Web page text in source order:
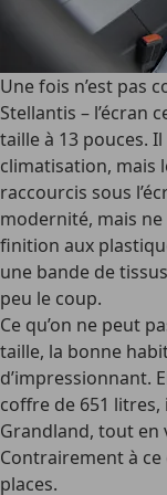
Une fois n’est pas
Stellantis – l’écran
taille à 13 pouces.
climatisation, mais
raccourcis sous
modernité, mais
finition aux
une bande de
peu le coup.
Ce qu’on ne peut
taille, la bonne
d’impressionnant.
coffre de 651 litres,
Grandland, tout en
Contrairement à
places.